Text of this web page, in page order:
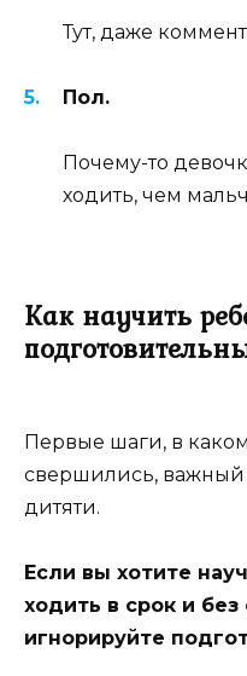
Тут, даже
Пол.
Почему-то
ходить, чем
Как научить
Первые шаги, в
свершились, важный
дитяти.
Если вы хотите
ходить в срок и
игнорируйте